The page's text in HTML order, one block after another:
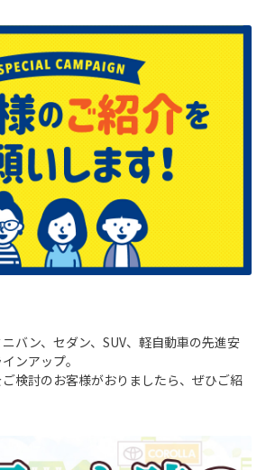
バン、セダン、SUV、軽自動車の先進安
ンアップ。
検討のお客様がおりましたら、ぜひご紹